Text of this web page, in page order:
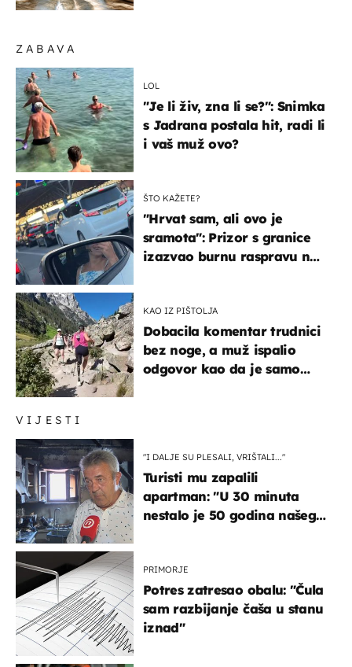
VIJESTI
"I DALJE SU PLESALI, VRIŠTALI..."
Turisti mu zapalili
apartman: "U 30 minuta
nestalo je 50 godina našeg
PRIMORJE
Potres zatresao obalu: "Čula
sam razbijanje čaša u stanu
iznad"
ZABAVA
LOL
"Je li živ, zna li se?": Snimka
s Jadrana postala hit, radi li
i vaš muž ovo?
ŠTO KAŽETE?
"Hrvat sam, ali ovo je
sramota": Prizor s granice
izazvao burnu raspravu na
KAO IZ PIŠTOLJA
Dobacila komentar trudnici
bez noge, a muž ispalio
odgovor kao da je samo